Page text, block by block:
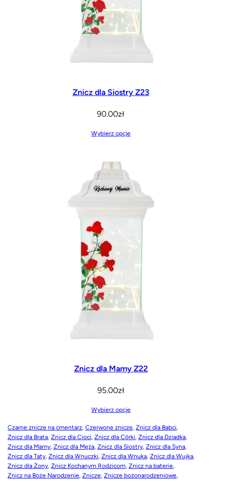
Znicz dla Siostry Z23
90.00zł
Wybierz opcje
Znicz dla Mamy Z22
95.00zł
Wybierz opcje
Czarne znicze na cmentarz, Czerwone znicze, Znicz dla Babci,
Znicz dla Brata, Znicz dla Cioci, Znicz dla Córki, Znicz dla Dziadka,
Znicz dla Mamy, Znicz dla Męża, Znicz dla Siostry, Znicz dla Syna,
Znicz dla Taty, Znicz dla Wnuczki, Znicz dla Wnuka, Znicz dla Wujka,
Znicz dla Żony, Znicz Kochanym Rodzicom, Znicz na baterie,
Znicz na Boże Narodzenie, Znicze, Znicze bożonarodzeniowe,